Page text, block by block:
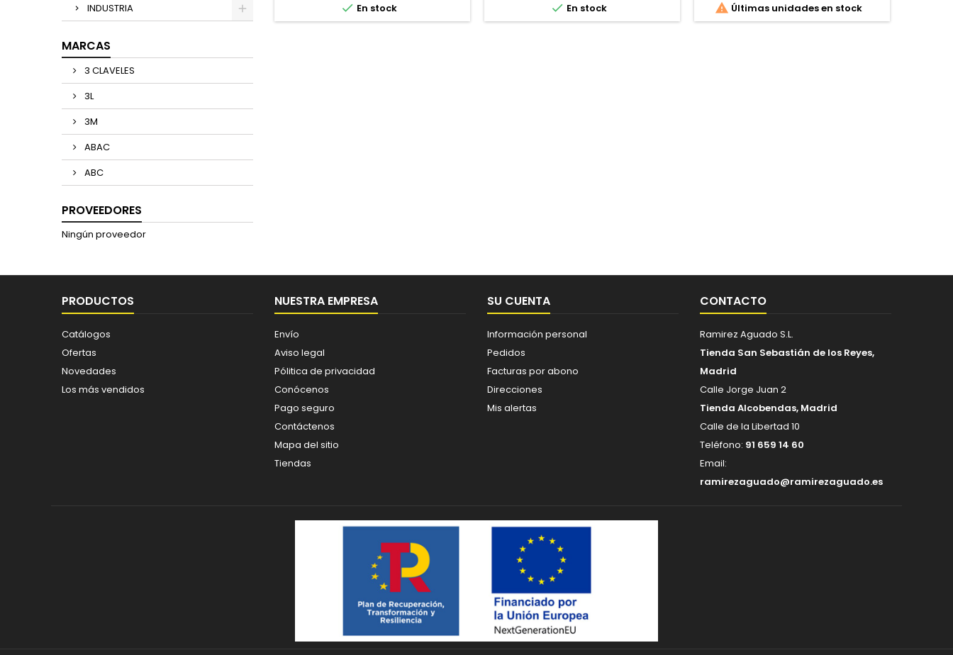
INDUSTRIA
MARCAS
3 CLAVELES
3L
3M
ABAC
ABC
PROVEEDORES
Ningún proveedor
 En stock  En stock  Últimas unidades en stock
PRODUCTOS
Catálogos
Ofertas
Novedades
Los más vendidos
NUESTRA EMPRESA
Envío
Aviso legal
Pólitica de privacidad
Conócenos
Pago seguro
Contáctenos
Mapa del sitio
Tiendas
SU CUENTA
Información personal
Pedidos
Facturas por abono
Direcciones
Mis alertas
CONTACTO
Ramirez Aguado S.L.
Tienda San Sebastián de los Reyes,
Madrid
Calle Jorge Juan 2
Tienda Alcobendas, Madrid
Calle de la Libertad 10
Teléfono: 91 659 14 60
Email:
ramirezaguado@ramirezaguado.es